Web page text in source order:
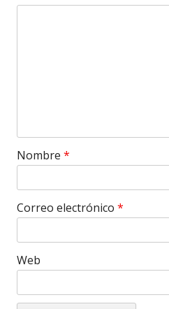
Nombre *
Correo electrónico *
Web